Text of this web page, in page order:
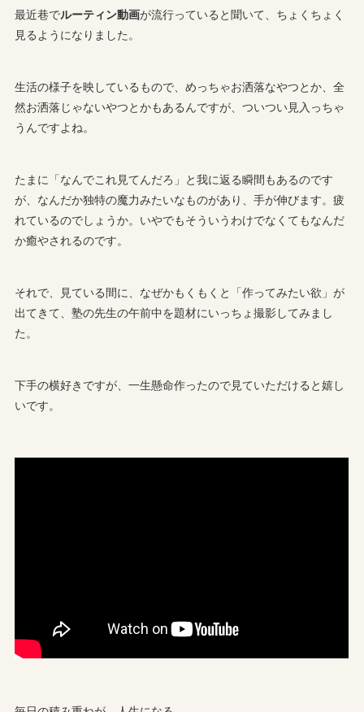
最近巷でルーティン動画が流行っていると聞いて、ちょくちょく
見るようになりました。
生活の様子を映しているもので、めっちゃお洒落なやつとか、全
然お洒落じゃないやつとかもあるんですが、ついつい見入っちゃ
うんですよね。
たまに「なんでこれ見てんだろ」と我に返る瞬間もあるのです
が、なんだか独特の魔力みたいなものがあり、手が伸びます。疲
れているのでしょうか。いやでもそういうわけでなくてもなんだ
か癒やされるのです。
それで、見ている間に、なぜかもくもくと「作ってみたい欲」が
出てきて、塾の先生の午前中を題材にいっちょ撮影してみまし
た。
下手の横好きですが、一生懸命作ったので見ていただけると嬉し
いです。